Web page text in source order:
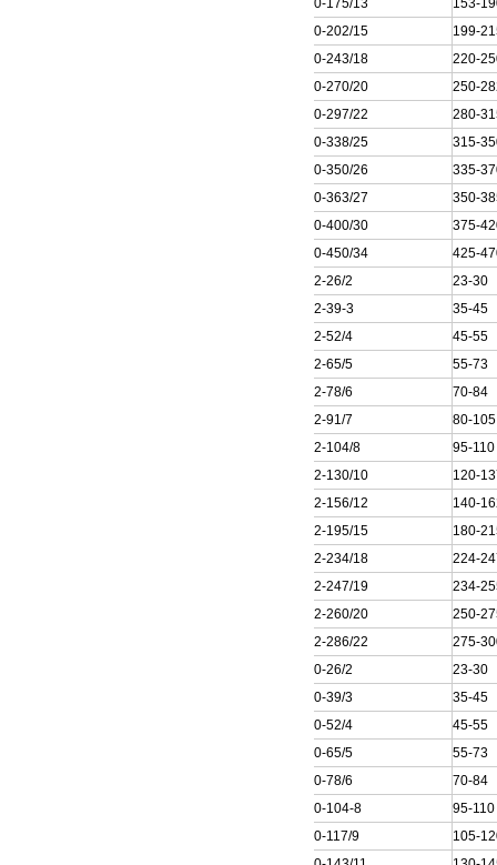
200QJ20-175/13
153-
200QJ20-202/15
199-
200QJ20-243/18
220-
200QJ20-270/20
250-
200QJ20-297/22
280-
200QJ20-338/25
315-
200QJ20-350/26
335-
200QJ20-363/27
350-
200QJ20-400/30
375-
200QJ20-450/34
425-
200QJ32-26/2
23-30
200QJ32-39-3
35-45
200QJ32-52/4
45-55
200QJ32-65/5
55-73
200QJ32-78/6
70-84
200QJ32-91/7
80-105
200QJ32-104/8
95-110
200QJ32-130/10
120-
200QJ32-156/12
140-
200QJ32-195/15
180-
200QJ32-234/18
224-
200QJ32-247/19
234-
200QJ32-260/20
250-
200QJ32-286/22
275-
200QJ40-26/2
23-30
200QJ40-39/3
35-45
200QJ40-52/4
45-55
200QJ40-65/5
55-73
200QJ40-78/6
70-84
200QJ40-104-8
95-110
200QJ40-117/9
105-